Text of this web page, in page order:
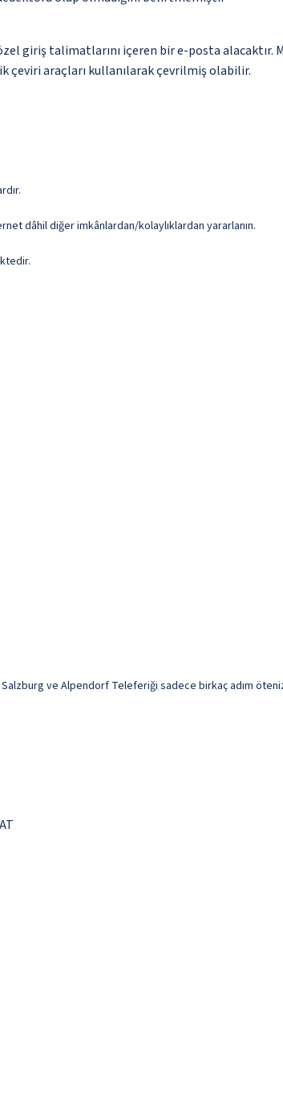
giriş talimatlarını içeren bir e-posta alacaktır.
araçları kullanılarak çevrilmiş olabilir.
dâhil diğer imkânlardan/kolaylıklardan yararlanın.
ve Alpendorf Teleferiği sadece birkaç adım